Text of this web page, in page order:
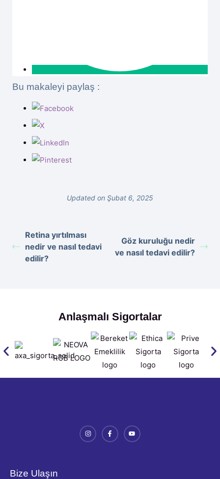
Bu makaleyi paylaş :
Updated on Şubat 6, 2025
Retina yırtılması
nedir ve nasıl tedavi
edilir?
Göz kuruluğu nedir
ve nasıl tedavi edilir?
Anlaşmalı Sigortalar
Bize Ulaşın